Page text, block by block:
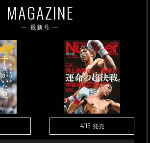
MAGAZINE
最新号
4/16 発売